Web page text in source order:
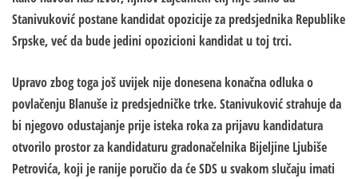
Stanivuković postane kandidat opozicije za predsjednika Republike
Srpske, već da bude jedini opozicioni kandidat u toj trci.
Upravo zbog toga još uvijek nije donesena konačna odluka o
povlačenju Blanuše iz predsjedničke trke. Stanivuković strahuje da
bi njegovo odustajanje prije isteka roka za prijavu kandidatura
otvorilo prostor za kandidaturu gradonačelnika Bijeljine Ljubiše
Petrovića, koji je ranije poručio da će SDS u svakom slučaju imati